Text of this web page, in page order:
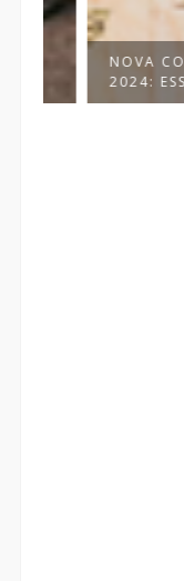
NOVA
2024: ESSÊ...